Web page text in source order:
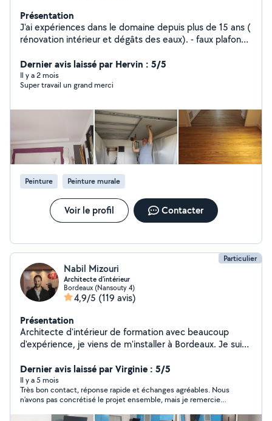
Présentation
J'ai expériences dans le domaine depuis plus de 15 ans (
rénovation intérieur et dégâts des eaux). - faux plafonds
pose de porte intérieure - pose de menuiserie bois alu
PVC - galandages - isolation des combles soufflé. Laine
de verre ouate de cellulose... - joints bandes enduits -
générale
Dernier avis laissé par Hervin : 5/5
Il y a 2 mois
Super travail un grand merci
Peinture Peinture murale
Voir le profil Contacter
Particulier
Nabil Mizouri
Architecte d'intérieur
Bordeaux (Nansouty 4)
4,9/5 (119 avis)
Présentation
Architecte d'intérieur de formation avec beaucoup
d'expérience, je viens de m'installer à Bordeaux. Je suis
dans tous vos petits travaux.
Dernier avis laissé par Virginie : 5/5
Il y a 5 mois
Très bon contact, réponse rapide et échanges agréables. Nous
n’avons pas concrétisé le projet ensemble, mais je remercie